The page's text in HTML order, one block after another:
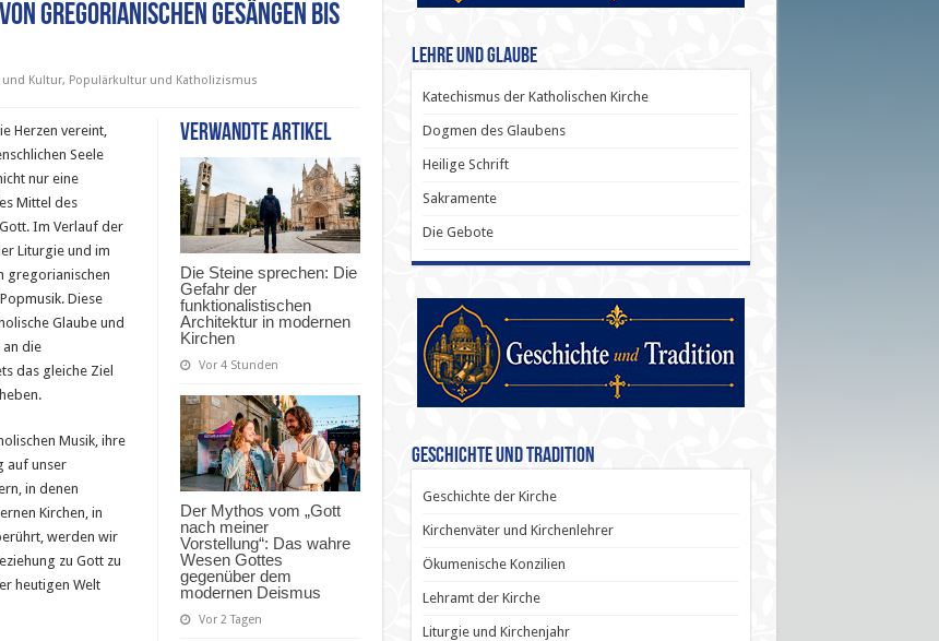
Gregorianischen Gesängen bis
und Kultur, Populärkultur und Katholizismus
Verwandte Artikel
Die Steine sprechen: Die
Gefahr der
funktionalistischen
Architektur in modernen
Kirchen
Vor 4 Stunden
Der Mythos vom „Gott
nach meiner
Vorstellung“: Das wahre
Wesen Gottes
gegenüber dem
modernen Deismus
Vor 2 Tagen
Herzen vereint,
Seele
nur eine
Mittel des
Im Verlauf der
Liturgie und im
gregorianischen
Diese
Glaube und
an die
das gleiche Ziel
Musik, ihre
auf unser
in denen
Kirchen, in
werden wir
zu Gott zu
heutigen Welt
Lehre und Glaube
Katechismus der Katholischen Kirche
Dogmen des Glaubens
Heilige Schrift
Sakramente
Die Gebote
Geschichte und Tradition
Geschichte der Kirche
Kirchenväter und Kirchenlehrer
Ökumenische Konzilien
Lehramt der Kirche
Liturgie und Kirchenjahr